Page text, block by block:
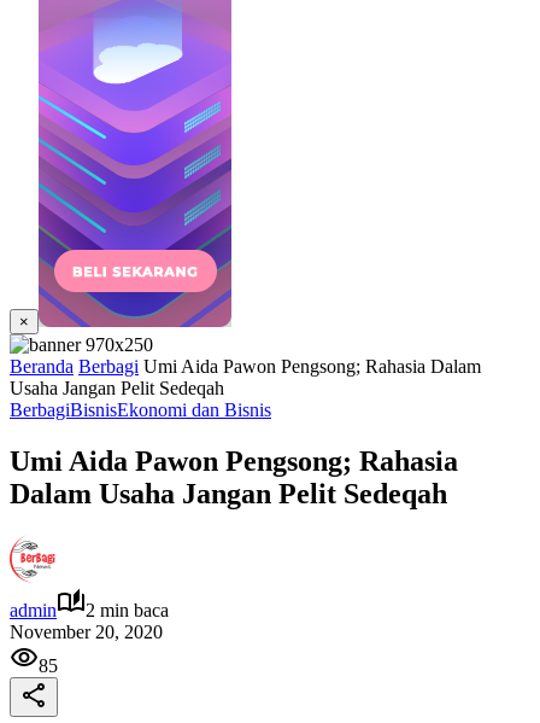
×
Beranda Berbagi Umi Aida Pawon Pengsong; Rahasia Dalam
Usaha Jangan Pelit Sedeqah
BerbagiBisnisEkonomi dan Bisnis
Umi Aida Pawon Pengsong; Rahasia
Dalam Usaha Jangan Pelit Sedeqah
admin
2 min baca
November 20, 2020
85